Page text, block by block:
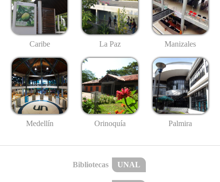
Caribe La Paz Manizales
Medellín Orinoquía Palmira
Bibliotecas UNAL